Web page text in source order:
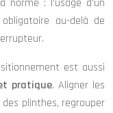
norme : l’usage d’un
au-delà de
est aussi
pratique. Aligner les
plinthes, regrouper